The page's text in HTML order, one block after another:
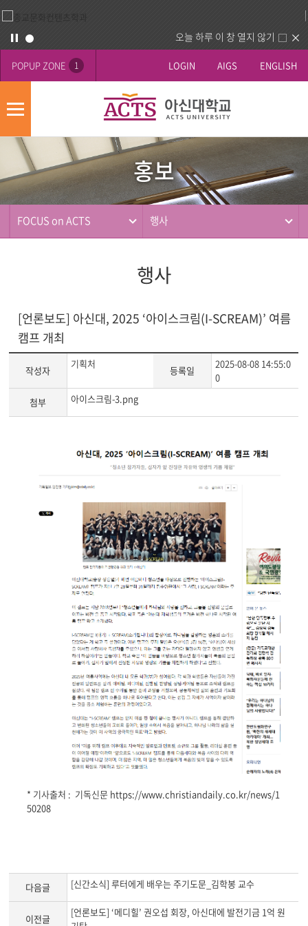
오늘 하루 이 창 열지 않기
POPUP ZONE 1 LOGIN AIGS ENGLISH
모
일
메
뉴
역
홍보
FOCUS on ACTS 행사
행사
[언론보도] 아신대, 2025 ‘아이스크림(I-SCREAM)’ 여름
캠프 개최
작성자
기획처
등록일
2025-08-08 14:55:0
0
첨부
아이스크림-3.png
* 기사출처 : 기독신문 https://www.christiandaily.co.kr/news/1
50208
다음글 [신간소식] 루터에게 배우는 주기도문_김학봉 교수
이전글
[언론보도] ‘메디힐’ 권오섭 회장, 아신대에 발전기금 1억 원